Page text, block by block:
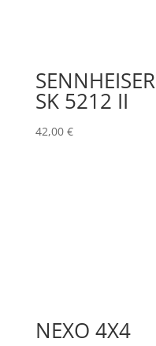
SENNHEISER
SK 5212 II
42,00 €
NEXO 4X4